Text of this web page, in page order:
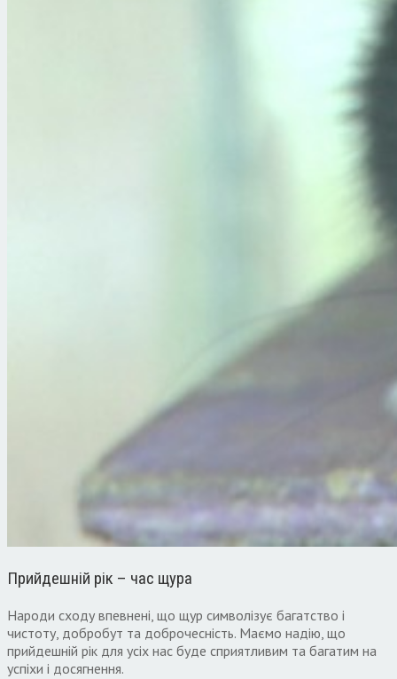
Прийдешній рік – час щура
Народи сходу впевнені, що щур символізує багатство і
чистоту, добробут та доброчесність. Маємо надію, що
прийдешній рік для усіх нас буде сприятливим та багатим на
успіхи і досягнення.